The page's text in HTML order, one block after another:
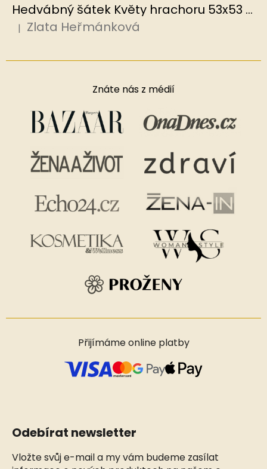
Hedvábný šátek Květy hrachoru 53x53 cm v dárkovém balení, HEDVÁBNÝ SVĚT
Hodnocení produktu je 5 z 5 hvězdiček.
| Zlata Heřmánková
Znáte nás z médií
Přijímáme online platby
Odebírat newsletter
Vložte svůj e-mail a my vám budeme zasílat